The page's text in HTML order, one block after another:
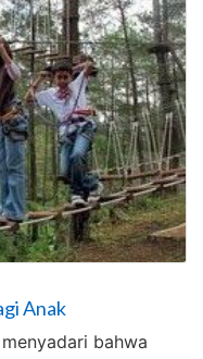
Anak
bahwa